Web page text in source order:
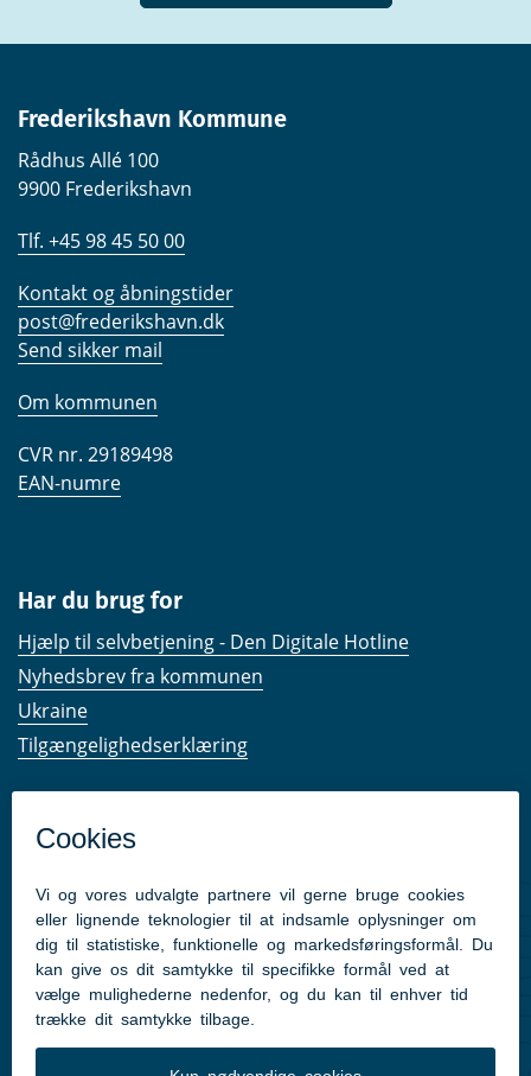
Frederikshavn Kommune
Rådhus Allé 100
9900 Frederikshavn
Tlf. +45 98 45 50 00
Kontakt og åbningstider
post@frederikshavn.dk
Send sikker mail
Om kommunen
CVR nr. 29189498
EAN-numre
Har du brug for
Hjælp til selvbetjening - Den Digitale Hotline
Nyhedsbrev fra kommunen
Ukraine
Tilgængelighedserklæring
Følg os på Facebook
Pressekontakt
Følg med